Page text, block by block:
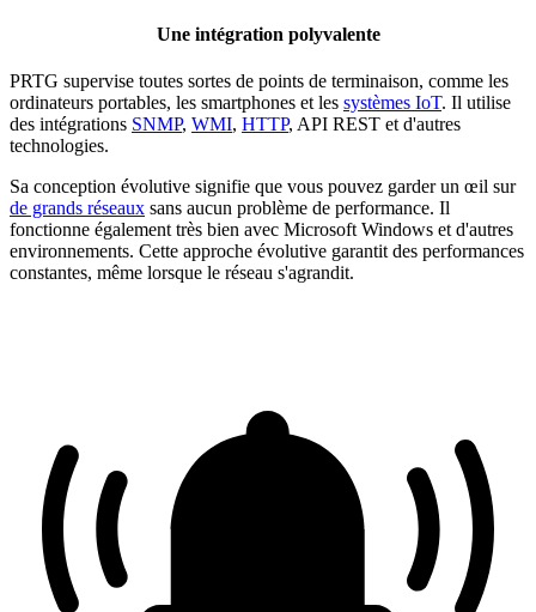
Une intégration polyvalente
PRTG supervise toutes sortes de points de terminaison, comme les
ordinateurs portables, les smartphones et les systèmes IoT. Il utilise
des intégrations SNMP, WMI, HTTP, API REST et d'autres
technologies.
Sa conception évolutive signifie que vous pouvez garder un œil sur
de grands réseaux sans aucun problème de performance. Il
fonctionne également très bien avec Microsoft Windows et d'autres
environnements. Cette approche évolutive garantit des performances
constantes, même lorsque le réseau s'agrandit.